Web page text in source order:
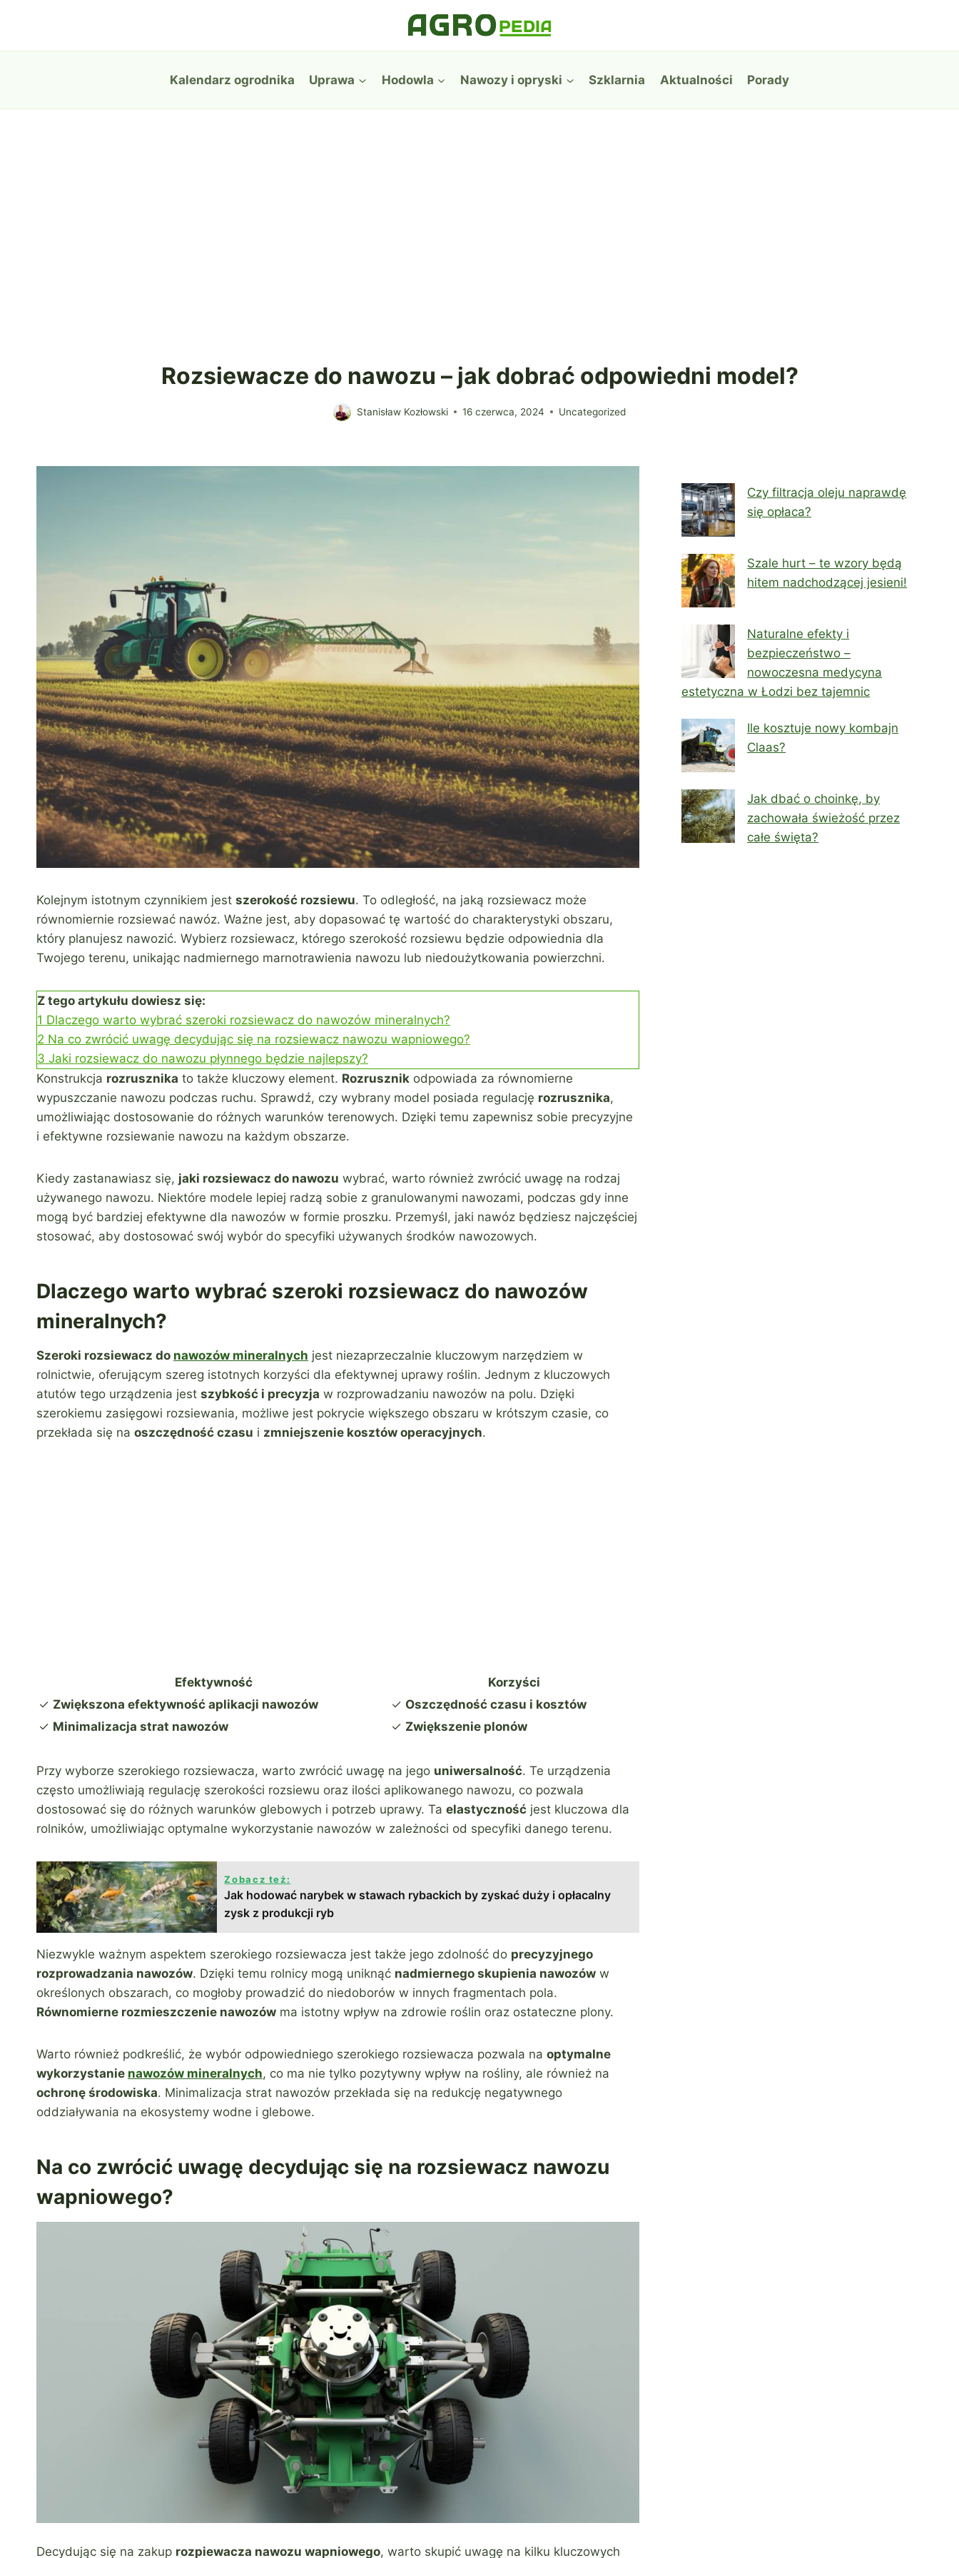
treści
Kalendarz ogrodnika Uprawa Hodowla Nawozy i opryski Szklarnia Aktualności Porady
Rozsiewacze do nawozu – jak dobrać odpowiedni model?
Stanisław Kozłowski 16 czerwca, 2024 Uncategorized
Kolejnym istotnym czynnikiem jest szerokość rozsiewu. To odległość, na jaką rozsiewacz może
równomiernie rozsiewać nawóz. Ważne jest, aby dopasować tę wartość do charakterystyki obszaru,
który planujesz nawozić. Wybierz rozsiewacz, którego szerokość rozsiewu będzie odpowiednia dla
Twojego terenu, unikając nadmiernego marnotrawienia nawozu lub niedoużytkowania powierzchni.
Z tego artykułu dowiesz się:
1 Dlaczego warto wybrać szeroki rozsiewacz do nawozów mineralnych?
2 Na co zwrócić uwagę decydując się na rozsiewacz nawozu wapniowego?
3 Jaki rozsiewacz do nawozu płynnego będzie najlepszy?
Konstrukcja rozrusznika to także kluczowy element. Rozrusznik odpowiada za równomierne
wypuszczanie nawozu podczas ruchu. Sprawdź, czy wybrany model posiada regulację rozrusznika,
umożliwiając dostosowanie do różnych warunków terenowych. Dzięki temu zapewnisz sobie precyzyjne
i efektywne rozsiewanie nawozu na każdym obszarze.
Kiedy zastanawiasz się, jaki rozsiewacz do nawozu wybrać, warto również zwrócić uwagę na rodzaj
używanego nawozu. Niektóre modele lepiej radzą sobie z granulowanymi nawozami, podczas gdy inne
mogą być bardziej efektywne dla nawozów w formie proszku. Przemyśl, jaki nawóz będziesz najczęściej
stosować, aby dostosować swój wybór do specyfiki używanych środków nawozowych.
Dlaczego warto wybrać szeroki rozsiewacz do nawozów
mineralnych?
Szeroki rozsiewacz do nawozów mineralnych jest niezaprzeczalnie kluczowym narzędziem w
rolnictwie, oferującym szereg istotnych korzyści dla efektywnej uprawy roślin. Jednym z kluczowych
atutów tego urządzenia jest szybkość i precyzja w rozprowadzaniu nawozów na polu. Dzięki
szerokiemu zasięgowi rozsiewania, możliwe jest pokrycie większego obszaru w krótszym czasie, co
przekłada się na oszczędność czasu i zmniejszenie kosztów operacyjnych.
Efektywność
Korzyści
✓ Zwiększona efektywność aplikacji nawozów ✓ Oszczędność czasu i kosztów
✓ Minimalizacja strat nawozów ✓ Zwiększenie plonów
Przy wyborze szerokiego rozsiewacza, warto zwrócić uwagę na jego uniwersalność. Te urządzenia
często umożliwiają regulację szerokości rozsiewu oraz ilości aplikowanego nawozu, co pozwala
dostosować się do różnych warunków glebowych i potrzeb uprawy. Ta elastyczność jest kluczowa dla
rolników, umożliwiając optymalne wykorzystanie nawozów w zależności od specyfiki danego terenu.
Zobacz też:
Jak hodować narybek w stawach rybackich by zyskać duży i opłacalny
zysk z produkcji ryb
Niezwykle ważnym aspektem szerokiego rozsiewacza jest także jego zdolność do precyzyjnego
rozprowadzania nawozów. Dzięki temu rolnicy mogą uniknąć nadmiernego skupienia nawozów w
określonych obszarach, co mogłoby prowadzić do niedoborów w innych fragmentach pola.
Równomierne rozmieszczenie nawozów ma istotny wpływ na zdrowie roślin oraz ostateczne plony.
Warto również podkreślić, że wybór odpowiedniego szerokiego rozsiewacza pozwala na optymalne
wykorzystanie nawozów mineralnych, co ma nie tylko pozytywny wpływ na rośliny, ale również na
ochronę środowiska. Minimalizacja strat nawozów przekłada się na redukcję negatywnego
oddziaływania na ekosystemy wodne i glebowe.
Na co zwrócić uwagę decydując się na rozsiewacz nawozu
wapniowego?
Decydując się na zakup rozpiewacza nawozu wapniowego, warto skupić uwagę na kilku kluczowych
Czy filtracja oleju naprawdę
się opłaca?
Szale hurt – te wzory będą
hitem nadchodzącej jesieni!
Naturalne efekty i
bezpieczeństwo –
nowoczesna medycyna
estetyczna w Łodzi bez tajemnic
Ile kosztuje nowy kombajn
Claas?
Jak dbać o choinkę, by
zachowała świeżość przez
całe święta?